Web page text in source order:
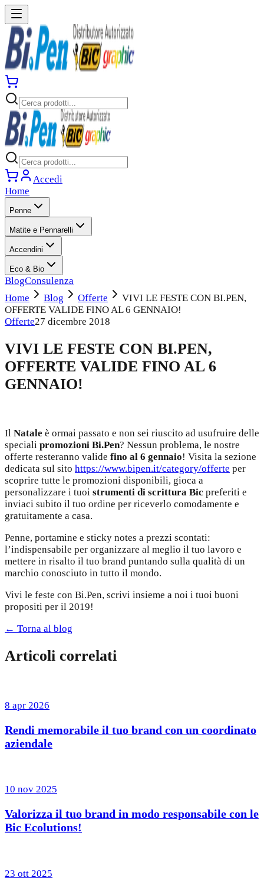
Accedi
Home
Penne
Matite e Pennarelli
Accendini
Eco & Bio
BlogConsulenza
Home
Blog Offerte
VIVI LE FESTE CON BI.PEN,
OFFERTE VALIDE FINO AL 6 GENNAIO!
Offerte27 dicembre 2018
VIVI LE FESTE CON BI.PEN,
OFFERTE VALIDE FINO AL 6
GENNAIO!
Il Natale è ormai passato e non sei riuscito ad usufruire delle
speciali promozioni Bi.Pen? Nessun problema, le nostre
offerte resteranno valide fino al 6 gennaio! Visita la sezione
dedicata sul sito https://www.bipen.it/category/offerte per
scoprire tutte le promozioni disponibili, gioca a
personalizzare i tuoi strumenti di scrittura Bic preferiti e
inviaci subito il tuo ordine per riceverlo comodamente e
gratuitamente a casa.
Penne, portamine e sticky notes a prezzi scontati:
l’indispensabile per organizzare al meglio il tuo lavoro e
mettere in risalto il tuo brand puntando sulla qualità di un
marchio conosciuto in tutto il mondo.
Vivi le feste con Bi.Pen, scrivi insieme a noi i tuoi buoni
propositi per il 2019!
← Torna al blog
Articoli correlati
8 apr 2026
Rendi memorabile il tuo brand con un coordinato
aziendale
10 nov 2025
Valorizza il tuo brand in modo responsabile con le
Bic Ecolutions!
23 ott 2025